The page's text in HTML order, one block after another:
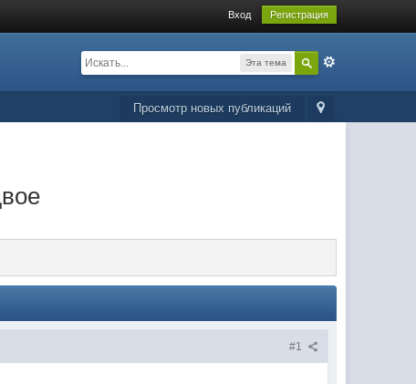
Вход Регистрация
Эта тема
Просмотр новых публикаций
#1